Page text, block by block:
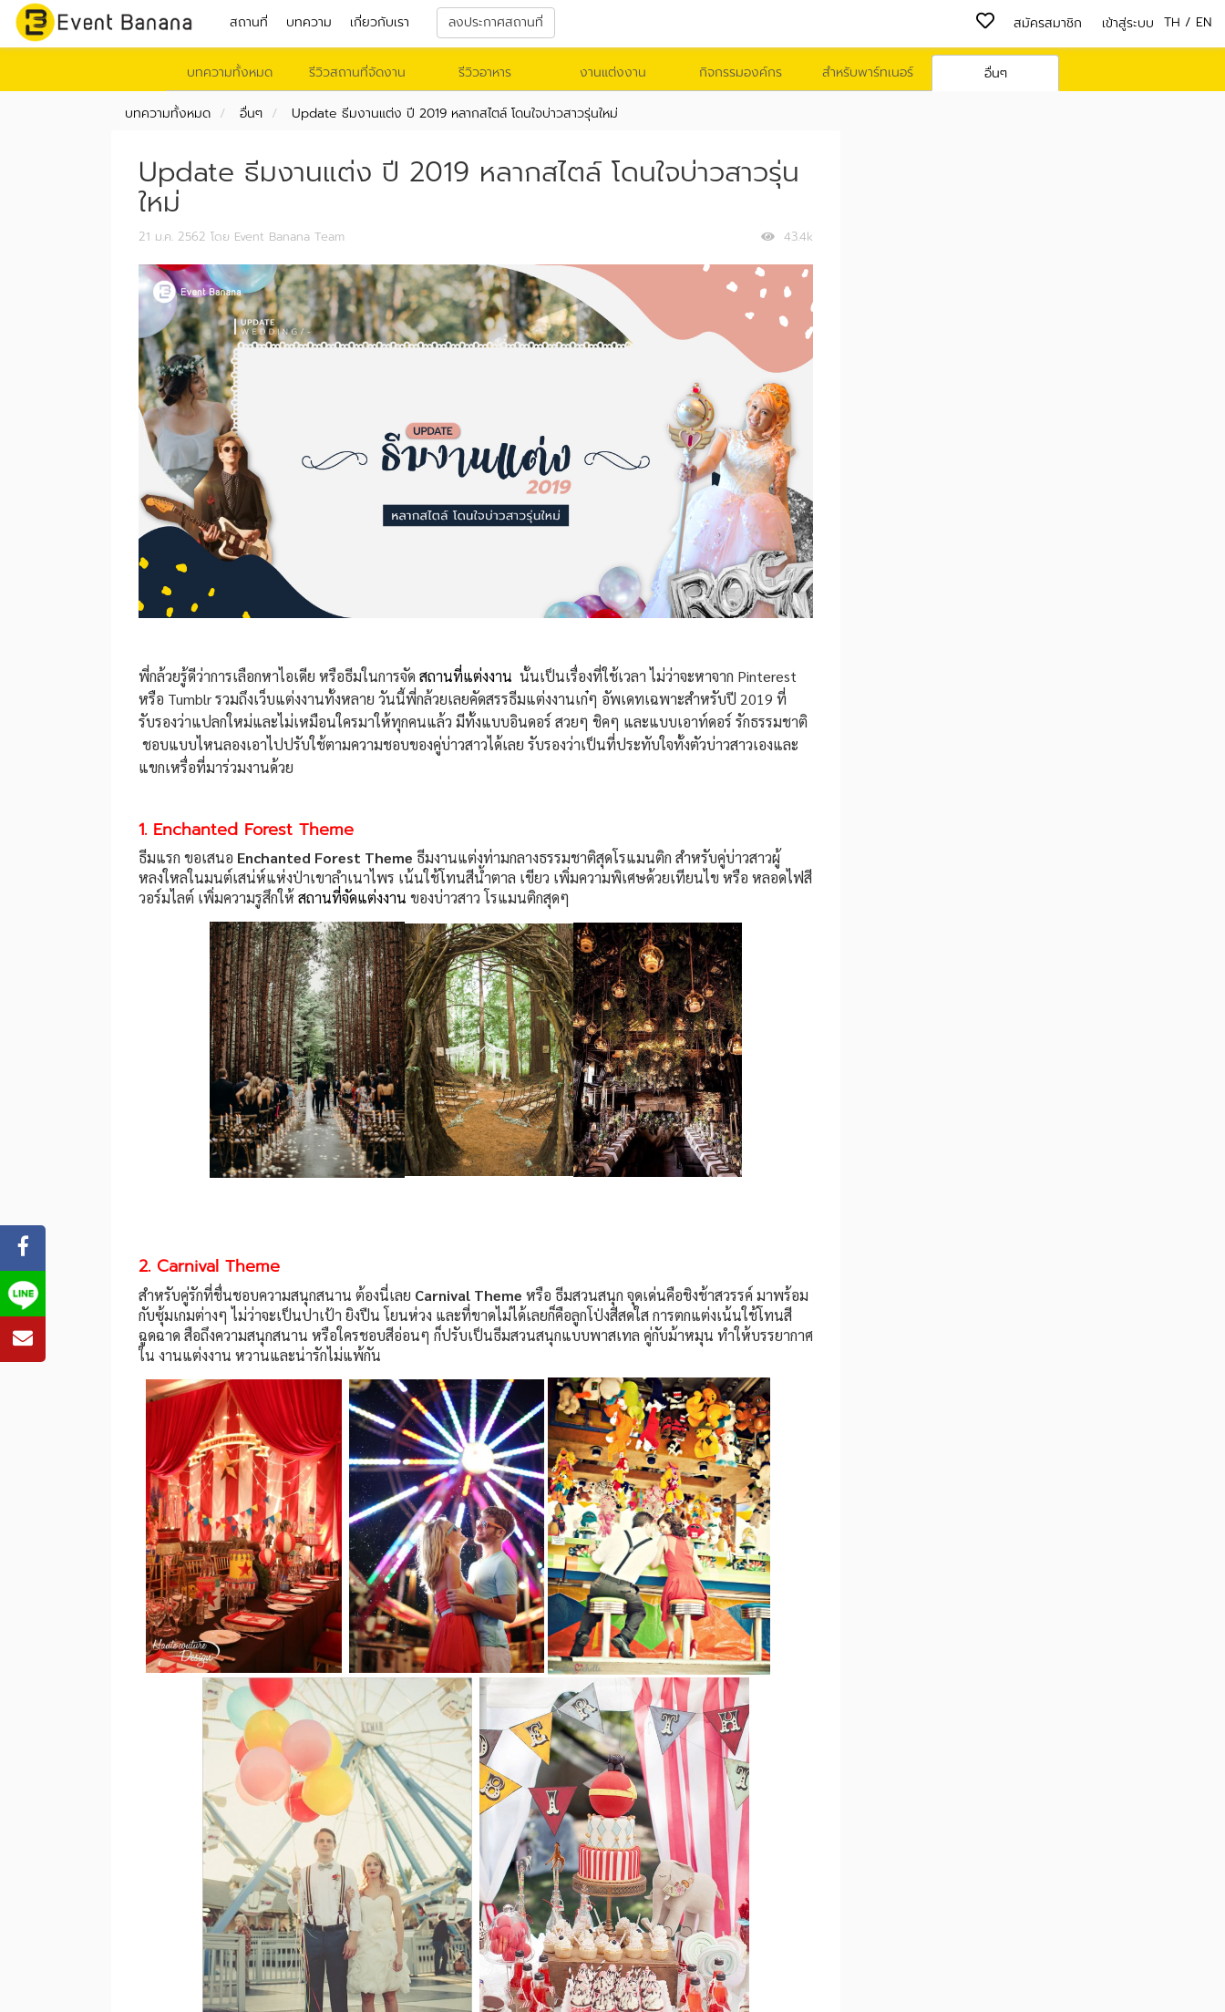
สถานที่ บทความ เกี่ยวกับเรา ลงประกาศสถานที่ TH / EN
สมัครสมาชิก เข้าสู่ระบบ
บทความทั้งหมด รีวิวสถานที่จัดงาน รีวิวอาหาร งานแต่งงาน กิจกรรมองค์กร สำหรับพาร์ทเนอร์ อื่นๆ
บทความทั้งหมด อื่นๆ Update ธีมงานแต่ง ปี 2019 หลากสไตล์ โดนใจบ่าวสาวรุ่นใหม่
Update ธีมงานแต่ง ปี 2019 หลากสไตล์ โดนใจบ่าวสาวรุ่น
ใหม่
43.4k
21 ม.ค. 2562 โดย Event Banana Team
พี่กล้วยรู้ดีว่าการเลือกหาไอเดีย หรือธีมในการจัด สถานที่แต่งงาน นั้นเป็นเรื่องที่ใช้เวลา ไม่ว่าจะหาจาก Pinterest
หรือ Tumblr รวมถึงเว็บแต่งงานทั้งหลาย วันนี้พี่กล้วยเลยคัดสรรธีมแต่งงานเก๋ๆ อัพเดทเฉพาะสำหรับปี 2019 ที่
รับรองว่าแปลกใหม่และไม่เหมือนใครมาให้ทุกคนแล้ว มีทั้งแบบอินดอร์ สวยๆ ชิคๆ และแบบเอาท์ดอร์ รักธรรมชาติ
ชอบแบบไหนลองเอาไปปรับใช้ตามความชอบของคู่บ่าวสาวได้เลย รับรองว่าเป็นที่ประทับใจทั้งตัวบ่าวสาวเองและ
แขกเหรื่อที่มาร่วมงานด้วย
1. Enchanted Forest Theme
ธีมแรก ขอเสนอ Enchanted Forest Theme ธีมงานแต่งท่ามกลางธรรมชาติสุดโรแมนติก สำหรับคู่บ่าวสาวผู้
หลงใหลในมนต์เสน่ห์แห่งป่าเขาลำเนาไพร เน้นใช้โทนสีน้ำตาล เขียว เพิ่มความพิเศษด้วยเทียนไข หรือ หลอดไฟสี
วอร์มไลต์ เพิ่มความรูสึกให้ สถานที่จัดแต่งงาน ของบ่าวสาว โรแมนติกสุดๆ
2. Carnival Theme
สำหรับคู่รักที่ชื่นชอบความสนุกสนาน ต้องนี่เลย Carnival Theme หรือ ธีมสวนสนุก จุดเด่นคือชิงช้าสวรรค์ มาพร้อม
กับซุ้มเกมต่างๆ ไม่ว่าจะเป็นปาเป้า ยิงปืน โยนห่วง และที่ขาดไม่ได้เลยก็คือลูกโป่งสีสดใส การตกแต่งเน้นใช้โทนสี
ฉูดฉาด สือถึงความสนุกสนาน หรือใครชอบสีอ่อนๆ ก็ปรับเป็นธีมสวนสนุกแบบพาสเทล คู่กับม้าหมุน ทำให้บรรยากาศ
ใน งานแต่งงาน หวานและน่ารักไม่แพ้กัน